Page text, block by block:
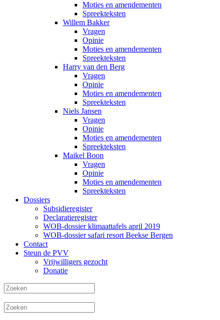
Moties en amendementen
Spreekteksten
Willem Bakker
Vragen
Opinie
Moties en amendementen
Spreekteksten
Harry van den Berg
Vragen
Opinie
Moties en amendementen
Spreekteksten
Niels Jansen
Vragen
Opinie
Moties en amendementen
Spreekteksten
Maikel Boon
Vragen
Opinie
Moties en amendementen
Spreekteksten
Dossiers
Subsidieregister
Declaratieregister
WOB-dossier klimaattafels april 2019
WOB-dossier safari resort Beekse Bergen
Contact
Steun de PVV
Vrijwilligers gezocht
Donatie